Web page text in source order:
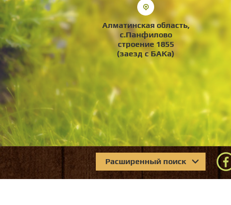
Алматинская область,
с.Панфилово
строение 1855
(заезд с БАКа)
Расширенный поиск